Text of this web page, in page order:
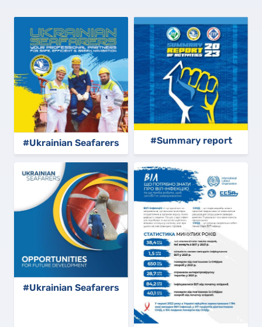
#Ukrainian Seafarers #Summary report
#Ukrainian Seafarers